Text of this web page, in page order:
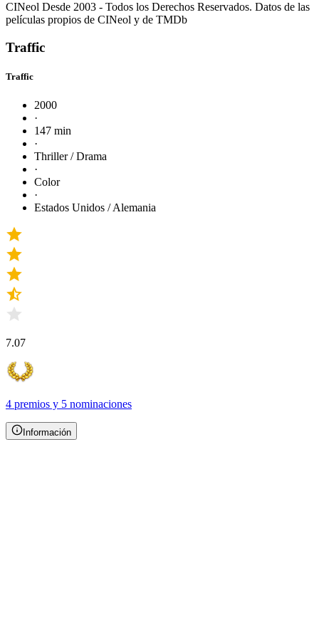
CINeol Desde 2003 - Todos los Derechos Reservados. Datos de las
películas propios de CINeol y de TMDb
Traffic
Traffic
2000
·
147 min
·
Thriller / Drama
·
Color
·
Estados Unidos / Alemania
7.07
4 premios y 5 nominaciones
Información